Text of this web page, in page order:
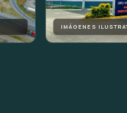
IMÁGENES